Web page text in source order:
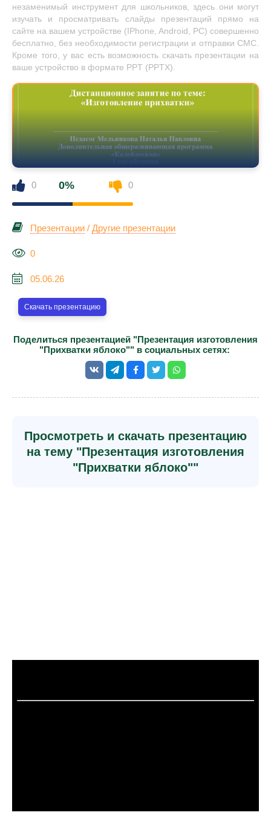
незаменимый инструмент для школьников, здесь они могут
изучать и просматривать слайды презентаций прямо на
сайте на вашем устройстве (IPhone, Android, PC) совершенно
бесплатно, без необходимости регистрации и отправки СМС.
Кроме того, у вас есть возможность скачать презентации на
ваше устройство в формате PPT (PPTX).
0 0% 0
Презентации / Другие презентации
0
05.06.26
Скачать презентацию
Поделиться презентацией "Презентация изготовления
"Прихватки яблоко"" в социальных сетях:
Просмотреть и скачать презентацию
на тему "Презентация изготовления
"Прихватки яблоко""